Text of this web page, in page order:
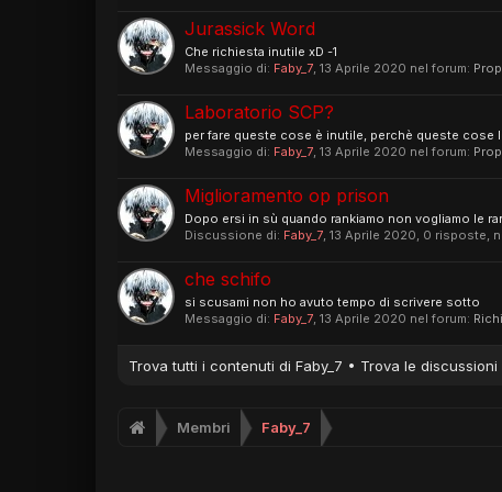
Jurassick Word
Che richiesta inutile xD -1
Messaggio di: Faby_7, 13 Aprile 2020 nel forum:
Laboratorio SCP?
per fare queste cose è inutile, perchè queste cose
Messaggio di: Faby_7, 13 Aprile 2020 nel forum:
Miglioramento op prison
Dopo ersi in sù quando rankiamo non vogliamo le
Discussione di: Faby_7, 13 Aprile 2020, 0 risposte,
che schifo
si scusami non ho avuto tempo di scrivere sotto
Messaggio di: Faby_7, 13 Aprile 2020 nel forum:
Trova tutti i contenuti di Faby_7 Trova le discussioni
Membri Faby_7